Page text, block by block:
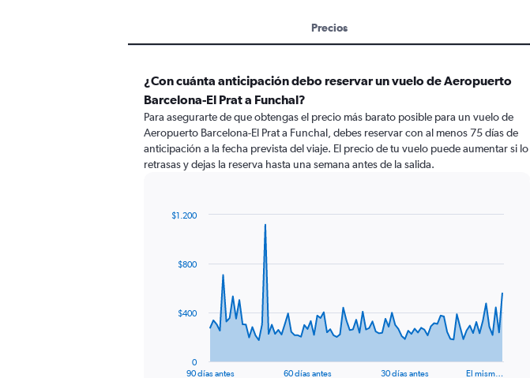
Precios
¿Con cuánta anticipación debo reservar un vuelo de Aeropuerto
Barcelona-El Prat a Funchal?
Para asegurarte de que obtengas el precio más barato posible para un vuelo de
Aeropuerto Barcelona-El Prat a Funchal, debes reservar con al menos 75 días de
anticipación a la fecha prevista del viaje. El precio de tu vuelo puede aumentar si lo
retrasas y dejas la reserva hasta una semana antes de la salida.
data
The
90 días antes 60 días antes 30 días antes El mism…
0
$400
$800
$1.200